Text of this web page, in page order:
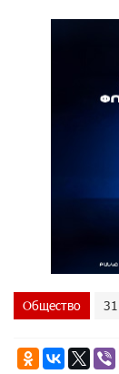
Общество